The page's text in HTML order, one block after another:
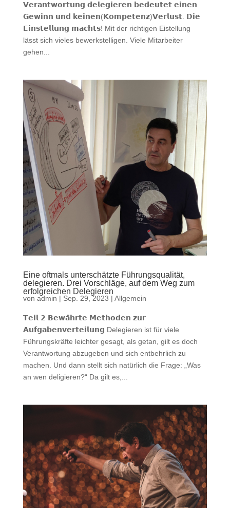
𝗩𝗲𝗿𝗮𝗻𝘁𝘄𝗼𝗿𝘁𝘂𝗻𝗴 𝗱𝗲𝗹𝗲𝗴𝗶𝗲𝗿𝗲𝗻 𝗯𝗲𝗱𝗲𝘂𝘁𝗲𝘁 𝗲𝗶𝗻𝗲𝗻
𝗚𝗲𝘄𝗶𝗻𝗻 𝘂𝗻𝗱 𝗸𝗲𝗶𝗻𝗲𝗻(𝗞𝗼𝗺𝗽𝗲𝘁𝗲𝗻𝘇)𝗩𝗲𝗿𝗹𝘂𝘀𝘁. 𝗗𝗶𝗲
𝗘𝗶𝗻𝘀𝘁𝗲𝗹𝗹𝘂𝗻𝗴 𝗺𝗮𝗰𝗵𝘁𝘀! Mit der richtigen Eistellung
lässt sich vieles bewerkstelligen. Viele Mitarbeiter
gehen...
Eine oftmals unterschätzte Führungsqualität,
delegieren. Drei Vorschläge, auf dem Weg zum
erfolgreichen Delegieren
von admin | Sep. 29, 2023 | Allgemein
𝗧𝗲𝗶𝗹 𝟮 𝗕𝗲𝘄𝗮̈𝗵𝗿𝘁𝗲 𝗠𝗲𝘁𝗵𝗼𝗱𝗲𝗻 𝘇𝘂𝗿
𝗔𝘂𝗳𝗴𝗮𝗯𝗲𝗻𝘃𝗲𝗿𝘁𝗲𝗶𝗹𝘂𝗻𝗴 Delegieren ist für viele
Führungskräfte leichter gesagt, als getan, gilt es doch
Verantwortung abzugeben und sich entbehrlich zu
machen. Und dann stellt sich natürlich die Frage: „Was
an wen deligieren?“ Da gilt es,...